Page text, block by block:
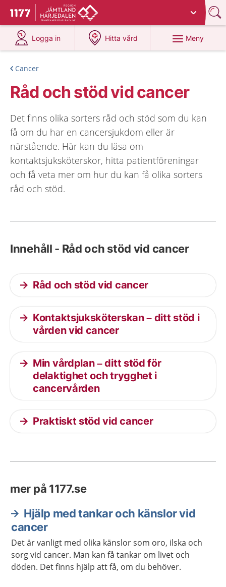
Till startsidan för 1177
Du har valt region
Logga in
på 1177.se
Hitta vård
på 1177.se
Meny
Cancer
Råd och stöd vid cancer
Det finns olika sorters råd och stöd som du kan
få om du har en cancersjukdom eller är
närstående. Här kan du läsa om
kontaktsjuksköterskor, hitta patientföreningar
och få veta mer om hur du kan få olika sorters
råd och stöd.
Innehåll - Råd och stöd vid cancer
Råd och stöd vid cancer
Kontaktsjuksköterskan – ditt stöd i
vården vid cancer
Min vårdplan – ditt stöd för
delaktighet och trygghet i
cancervården
Praktiskt stöd vid cancer
mer på 1177.se
Hjälp med tankar och känslor vid
cancer
Det är vanligt med olika känslor som oro, ilska och
sorg vid cancer. Man kan få tankar om livet och
döden. Det finns hjälp att få, om du behöver.